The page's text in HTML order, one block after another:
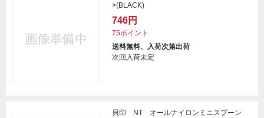
>(BLACK)
746円
75ポイント
送料無料、入荷次第出荷
次回入荷未定
貝印 NT オールナイロンミニスプーン